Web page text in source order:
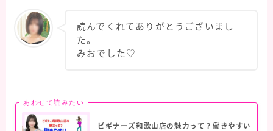
読んでくれてありがとうございまし
た。
みおでした♡
あわせて読みたい
ビギナーズ和歌山店の魅力って？働きやすい